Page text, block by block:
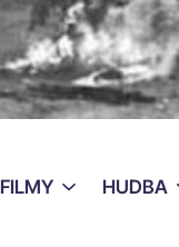
FILMY HUDBA